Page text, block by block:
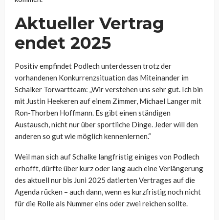
Aktueller Vertrag
endet 2025
Positiv empfindet Podlech unterdessen trotz der
vorhandenen Konkurrenzsituation das Miteinander im
Schalker Torwartteam: „Wir verstehen uns sehr gut. Ich bin
mit Justin Heekeren auf einem Zimmer, Michael Langer mit
Ron-Thorben Hoffmann. Es gibt einen ständigen
Austausch, nicht nur über sportliche Dinge. Jeder will den
anderen so gut wie möglich kennenlernen.“
Weil man sich auf Schalke langfristig einiges von Podlech
erhofft, dürfte über kurz oder lang auch eine Verlängerung
des aktuell nur bis Juni 2025 datierten Vertrages auf die
Agenda rücken – auch dann, wenn es kurzfristig noch nicht
für die Rolle als Nummer eins oder zwei reichen sollte.